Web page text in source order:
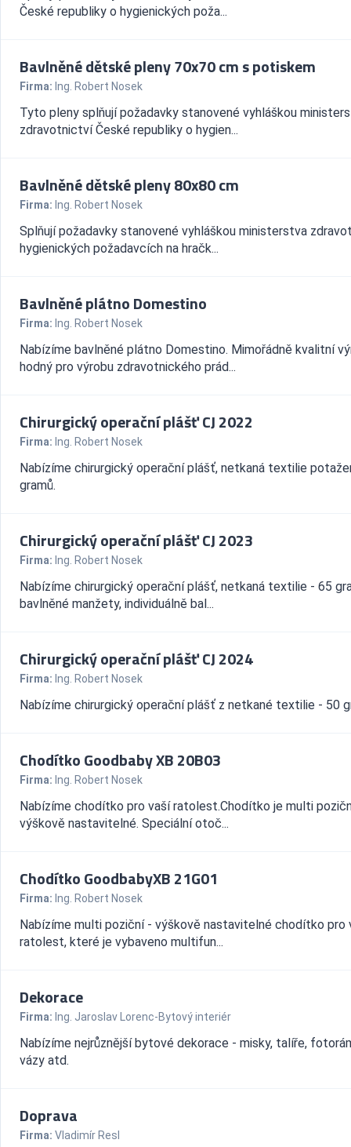
České republiky o hygienických poža...
Bavlněné dětské pleny 70x70 cm s potiskem
Firma: Ing. Robert Nosek
Tyto pleny splňují požadavky stanovené vyhláškou
zdravotnictví České republiky o hygien...
Bavlněné dětské pleny 80x80 cm
Firma: Ing. Robert Nosek
Splňují požadavky stanovené vyhláškou ministerstva
hygienických požadavcích na hračk...
Bavlněné plátno Domestino
Firma: Ing. Robert Nosek
Nabízíme bavlněné plátno Domestino. Mimořádně kvalitní
hodný pro výrobu zdravotnického prád...
Chirurgický operační plášť CJ 2022
Firma: Ing. Robert Nosek
Nabízíme chirurgický operační plášť, netkaná textilie
gramů.
Chirurgický operační plášť CJ 2023
Firma: Ing. Robert Nosek
Nabízíme chirurgický operační plášť, netkaná textilie - 65
bavlněné manžety, individuálně bal...
Chirurgický operační plášť CJ 2024
Firma: Ing. Robert Nosek
Nabízíme chirurgický operační plášť z netkané textilie - 50
Chodítko Goodbaby XB 20B03
Firma: Ing. Robert Nosek
Nabízíme chodítko pro vaší ratolest.Chodítko je multi
výškově nastavitelné. Speciální otoč...
Chodítko GoodbabyXB 21G01
Firma: Ing. Robert Nosek
Nabízíme multi poziční - výškově nastavitelné chodítko pro
ratolest, které je vybaveno multifun...
Dekorace
Firma: Ing. Jaroslav Lorenc-Bytový interiér
Nabízíme nejrůznější bytové dekorace - misky, talíře,
vázy atd.
Doprava
Firma: Vladimír Resl